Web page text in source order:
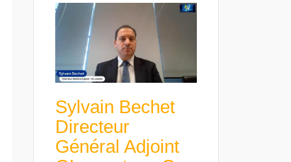
Sylvain Bechet
Directeur
Général Adjoint